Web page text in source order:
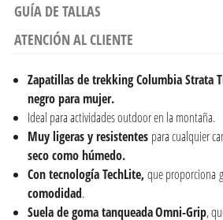
GUÍA DE TALLAS
ATENCIÓN AL CLIENTE
Zapatillas de trekking Columbia Strata
negro para mujer.
Ideal para actividades outdoor en la montaña.
Muy ligeras y resistentes para cualquier
seco como húmedo.
Con tecnología TechLite,que proporciona
comodidad.
Suela de goma tanqueadaOmni-Grip,